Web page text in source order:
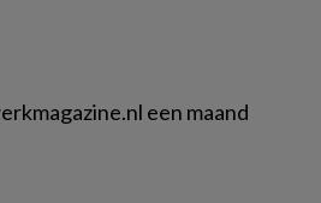
een maand